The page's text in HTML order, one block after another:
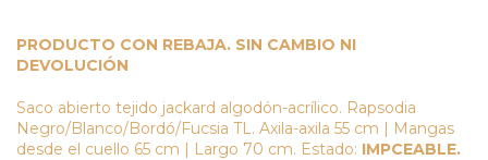
PRODUCTO CON REBAJA. SIN CAMBIO NI
DEVOLUCIÓN
Saco abierto tejido jackard algodón-acrílico. Rapsodia
Negro/Blanco/Bordó/Fucsia TL. Axila-axila 55 cm | Mangas
desde el cuello 65 cm | Largo 70 cm. Estado: IMPCEABLE.